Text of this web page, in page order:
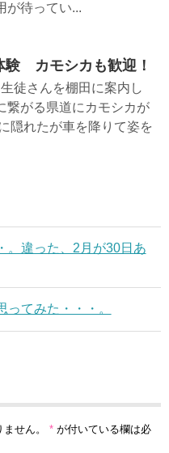
が待ってい...
験 カモシカも歓迎！
徒さんを棚田に案内し
繋がる県道にカモシカが
隠れたが車を降りて姿を
。違った、2月が30日あ
てみた・・・。
せん。 * が付いている欄は必